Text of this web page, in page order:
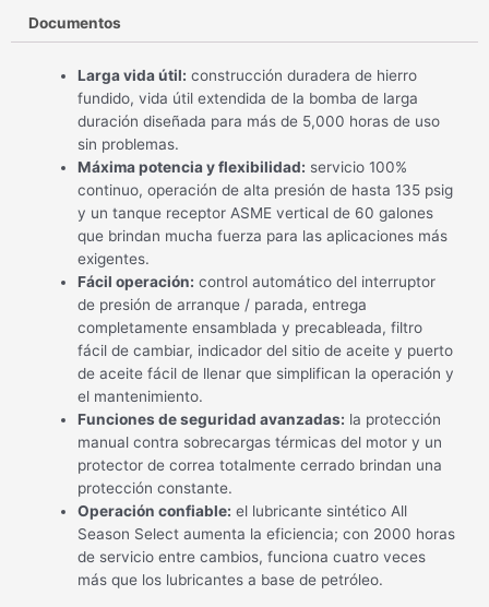
Documentos
Larga vida útil: construcción duradera de hierro
fundido, vida útil extendida de la bomba de larga
duración diseñada para más de 5,000 horas de uso
sin problemas.
Máxima potencia y flexibilidad: servicio 100%
continuo, operación de alta presión de hasta 135 psig
y un tanque receptor ASME vertical de 60 galones
que brindan mucha fuerza para las aplicaciones más
exigentes.
Fácil operación: control automático del interruptor
de presión de arranque / parada, entrega
completamente ensamblada y precableada, filtro
fácil de cambiar, indicador del sitio de aceite y puerto
de aceite fácil de llenar que simplifican la operación y
el mantenimiento.
Funciones de seguridad avanzadas: la protección
manual contra sobrecargas térmicas del motor y un
protector de correa totalmente cerrado brindan una
protección constante.
Operación confiable: el lubricante sintético All
Season Select aumenta la eficiencia; con 2000 horas
de servicio entre cambios, funciona cuatro veces
más que los lubricantes a base de petróleo.